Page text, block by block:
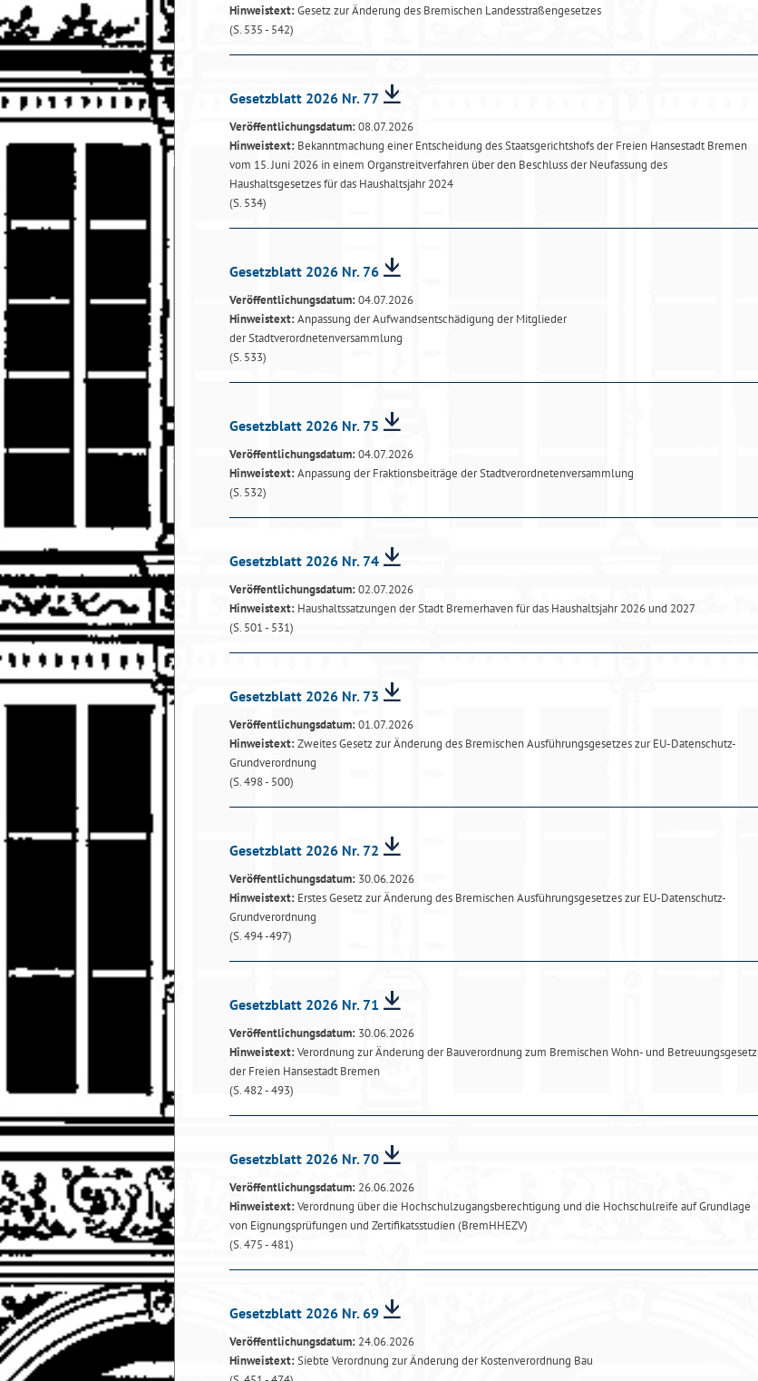
Hinweistext:Gesetz zur Änderung des Bremischen Landesstraßengesetzes
(S. 535 - 542)
Gesetzblatt 2026 Nr. 77
Veröffentlichungsdatum:08.07.2026
Hinweistext: Bekanntmachung einer Entscheidung des Staatsgerichtshofs der Freien Hansestadt Bremen
vom 15. Juni 2026 in einem Organstreitverfahren über den Beschluss der Neufassung des
Haushaltsgesetzes für das Haushaltsjahr 2024
(S. 534)
Gesetzblatt 2026 Nr. 76
Veröffentlichungsdatum:04.07.2026
Hinweistext:Anpassung der Aufwandsentschädigung der Mitglieder
der Stadtverordnetenversammlung
(S. 533)
Gesetzblatt 2026 Nr. 75
Veröffentlichungsdatum:04.07.2026
Hinweistext:Anpassung der Fraktionsbeiträge der Stadtverordnetenversammlung
(S. 532)
Gesetzblatt 2026 Nr. 74
Veröffentlichungsdatum:02.07.2026
Hinweistext: Haushaltssatzungen der Stadt Bremerhaven für das Haushaltsjahr 2026 und 2027
(S. 501 - 531)
Gesetzblatt 2026 Nr. 73
Veröffentlichungsdatum:01.07.2026
Hinweistext:Zweites Gesetz zur Änderung des Bremischen Ausführungsgesetzes zur EU-Datenschutz-
Grundverordnung
(S. 498 - 500)
Gesetzblatt 2026 Nr. 72
Veröffentlichungsdatum: 30.06.2026
Hinweistext: Erstes Gesetz zur Änderung des Bremischen Ausführungsgesetzes zur EU-Datenschutz-
Grundverordnung
(S. 494 -497)
Gesetzblatt 2026 Nr. 71
Veröffentlichungsdatum: 30.06.2026
Hinweistext:Verordnung zur Änderung der Bauverordnung zum Bremischen Wohn- und Betreuungsgesetz
der Freien Hansestadt Bremen
(S. 482 - 493)
Gesetzblatt 2026 Nr. 70
Veröffentlichungsdatum: 26.06.2026
Hinweistext:Verordnung über die Hochschulzugangsberechtigung und die Hochschulreife auf Grundlage
von Eignungsprüfungen und Zertifikatsstudien (BremHHEZV)
(S. 475 - 481)
Gesetzblatt 2026 Nr. 69
Veröffentlichungsdatum: 24.06.2026
Hinweistext:Siebte Verordnung zur Änderung der Kostenverordnung Bau